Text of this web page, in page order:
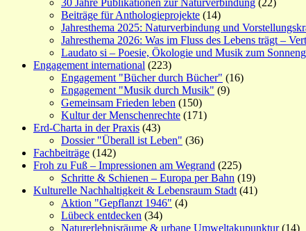
30 Jahre Publikationen zur Naturverbindung (22)
Beiträge für Anthologieprojekte (14)
Jahresthema 2025: Naturverbindung und
Jahresthema 2026: Was im Fluss des Lebens trägt –
Laudato si – Poesie, Ökologie und Musik zum
Engagement international (223)
Engagement "Bücher durch Bücher" (16)
Engagement "Musik durch Musik" (9)
Gemeinsam Frieden leben (150)
Kultur der Menschenrechte (171)
Erd-Charta in der Praxis (43)
Dossier "Überall ist Leben" (36)
Fachbeiträge (142)
Froh zu Fuß – Impressionen am Wegrand (225)
Schritte & Schienen – Europa per Bahn (19)
Kulturelle Nachhaltigkeit & Lebensraum Stadt (41)
Aktion "Gepflanzt 1946" (4)
Lübeck entdecken (34)
Naturerlebnisräume & urbane Umweltakupunktur(14)